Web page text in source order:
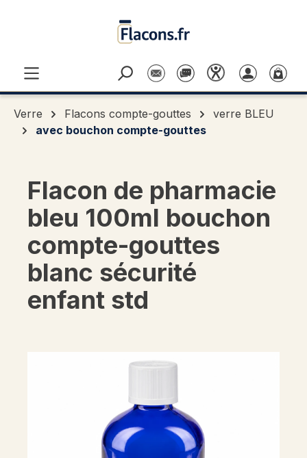
Verre Flacons compte-gouttes
verre BLEU
avec bouchon compte-gouttes
Flacon de pharmacie
bleu 100ml bouchon
compte-gouttes
blanc sécurité
enfant std